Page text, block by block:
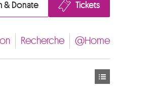
& Donate Tickets
Recherche @Home